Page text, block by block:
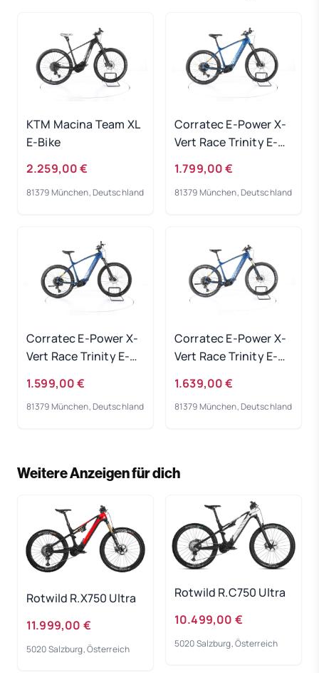
KTM Macina Team XL
E-Bike
2.259,00 €
81379 München, Deutschland
Corratec E-Power X-
Vert Race Trinity E-
1.799,00 €
81379 München, Deutschland
Corratec E-Power X-
Vert Race Trinity E-
1.599,00 €
81379 München, Deutschland
Corratec E-Power X-
Vert Race Trinity E-
1.639,00 €
81379 München, Deutschland
Weitere Anzeigen für dich
Rotwild R.X750 Ultra
11.999,00 €
5020 Salzburg, Österreich
Rotwild R.C750 Ultra
10.499,00 €
5020 Salzburg, Österreich